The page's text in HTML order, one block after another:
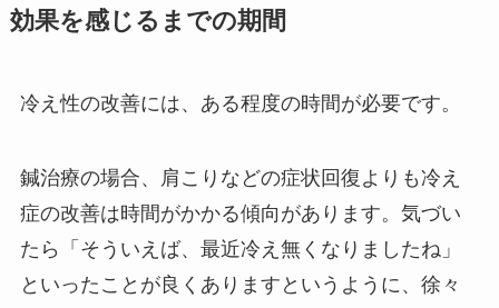
効果を感じるまでの期間
冷え性の改善には、ある程度の時間が必要です。
鍼治療の場合、肩こりなどの症状回復よりも冷え
症の改善は時間がかかる傾向があります。気づい
たら「そういえば、最近冷え無くなりましたね」
といったことが良くありますというように、徐々